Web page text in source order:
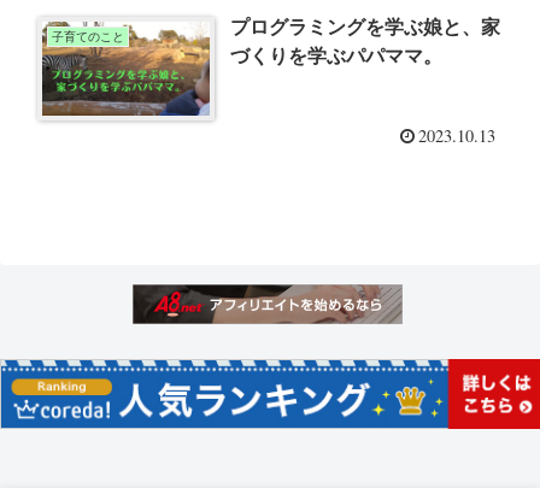
子育てのこと
プログラミングを学ぶ娘と、家
づくりを学ぶパパママ。
2023.10.13